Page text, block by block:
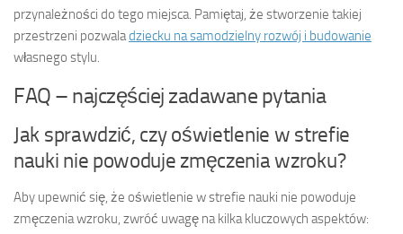
przynależności do tego miejsca. Pamiętaj, że stworzenie takiej
przestrzeni pozwaladziecku na samodzielny rozwój i budowanie
własnego stylu.
FAQ – najczęściej zadawane pytania
Jak sprawdzić, czy oświetlenie w strefie
nauki nie powoduje zmęczenia wzroku?
Aby upewnić się, że oświetlenie w strefie nauki nie powoduje
zmęczenia wzroku, zwróć uwagę na kilka kluczowych aspektów: